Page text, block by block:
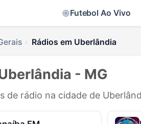
Futebol Ao Vivo
Rádios em Uberlândia
- MG
de rádio na cidade de